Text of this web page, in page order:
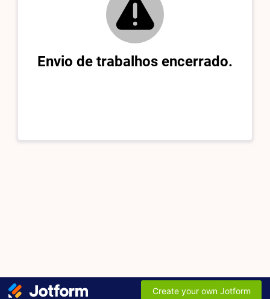
Envio de trabalhos encerrado.
Create your own Jotform